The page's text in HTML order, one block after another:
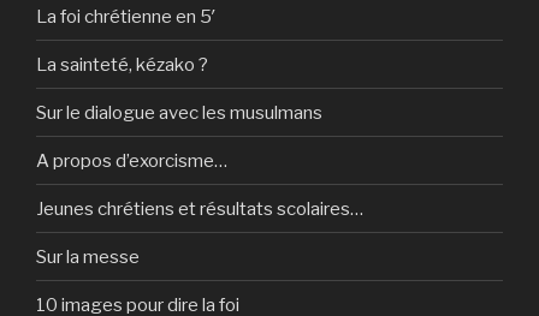
La foi chrétienne en 5′
La sainteté, kézako ?
Sur le dialogue avec les musulmans
A propos d’exorcisme…
Jeunes chrétiens et résultats scolaires…
Sur la messe
10 images pour dire la foi